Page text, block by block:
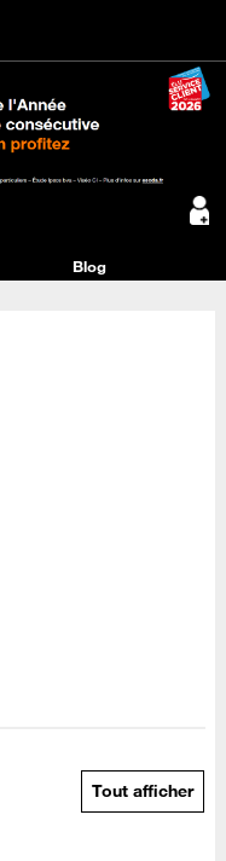
Blog
Tout afficher